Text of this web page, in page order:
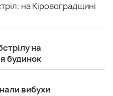
на Кіровоградщині
на
будинок
вибухи